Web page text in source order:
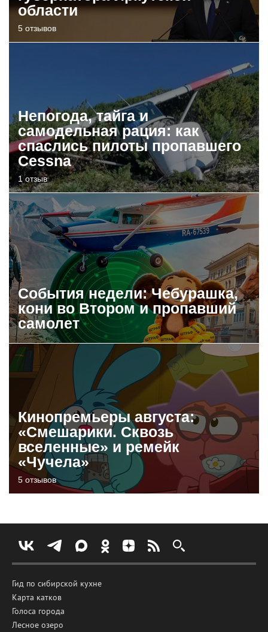
области
5 отзывов
Непогода, тайга и
самодельная рация: как
спаслись пилоты пропавшего
Cessna
1 отзыв
События недели: Чебурашка,
кони во Втором и пропавший
самолет
Кинопремьеры августа:
«Смешарики. Сквозь
вселенные» и ремейк
«Чучела»
5 отзывов
Гид по сибирской кухне
Карта катков
Голоса города
Лесное озеро